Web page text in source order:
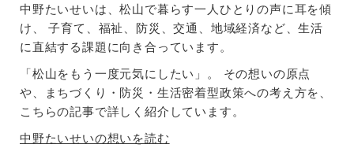
中野たいせいは、松山で暮らす一人ひとりの声に耳を傾
け、 子育て、福祉、防災、交通、地域経済など、生活
に直結する課題に向き合っています。
「松山をもう一度元気にしたい」。 その想いの原点
や、まちづくり・防災・生活密着型政策への考え方を、
こちらの記事で詳しく紹介しています。
中野たいせいの想いを読む